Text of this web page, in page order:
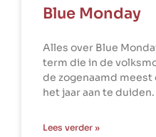
Blue Monday
Alles over Blue
term die in de
de zogenaamd
het jaar aan te
Lees verder »